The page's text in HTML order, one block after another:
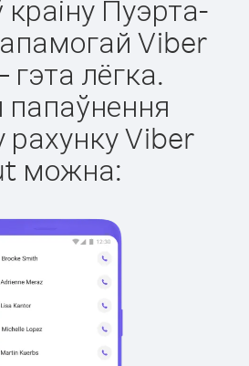
краіну Пуэрта-
Viber
лёгка.
папаўнення
рахунку Viber
можна: